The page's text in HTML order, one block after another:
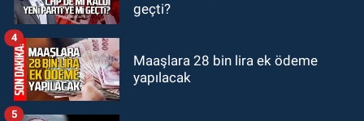
anahtarları teslim edildi.
geçti?
Maaşlara 28 bin lira ek ödeme
yapılacak
4
5